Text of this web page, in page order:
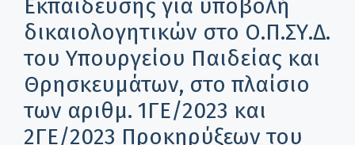
Εκπαίδευσης για υποβολή
δικαιολογητικών στο Ο.Π.ΣΥ.Δ.
του Υπουργείου Παιδείας και
Θρησκευμάτων, στο πλαίσιο
των αριθμ. 1ΓΕ/2023 και
2ΓΕ/2023 Προκηρύξεων του